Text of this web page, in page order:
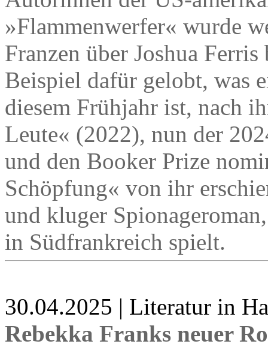
»Flammenwerfer« wurde
Franzen über Joshua
Beispiel dafür gelobt, was
diesem Frühjahr ist, nach
Leute« (2022), nun der
und den Booker Prize
Schöpfung« von ihr
und kluger
in Südfrankreich spielt.
30.04.2025 | Literatur in
Rebekka Franks neuer